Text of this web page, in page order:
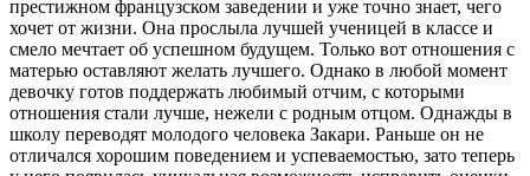
престижном французском заведении и уже точно знает, чего
хочет от жизни. Она прослыла лучшей ученицей в классе и
смело мечтает об успешном будущем. Только вот отношения с
матерью оставляют желать лучшего. Однако в любой момент
девочку готов поддержать любимый отчим, с которыми
отношения стали лучше, нежели с родным отцом. Однажды в
школу переводят молодого человека Закари. Раньше он не
отличался хорошим поведением и успеваемостью, зато теперь